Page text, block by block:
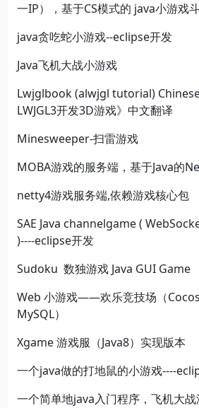
一IP），基于CS模式的 java小游戏
java贪吃蛇小游戏--eclipse开发
Java飞机大战小游戏
Lwjglbook (alwjgl tutorial)
LWJGL3开发3D游戏》中文翻译
Minesweeper-扫雷游戏
MOBA游戏的服务端，基于Java的
netty4游戏服务端,依赖游戏核心包
SAE Java channelgame (
)----eclipse开发
Sudoku 数独游戏 Java GUI Game
Web 小游戏——欢乐竞技场（
MySQL）
Xgame 游戏服（Java8）实现版本
一个java做的打地鼠的小游戏----
一个简单地java入门程序，飞机大